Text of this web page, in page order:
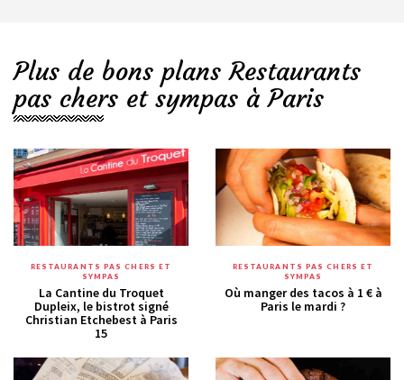
Plus de bons plans Restaurants
pas chers et sympas à Paris
RESTAURANTS PAS CHERS ET
SYMPAS
La Cantine du Troquet
Dupleix, le bistrot signé
Christian Etchebest à Paris
15
RESTAURANTS PAS CHERS ET
SYMPAS
Où manger des tacos à 1 € à
Paris le mardi ?